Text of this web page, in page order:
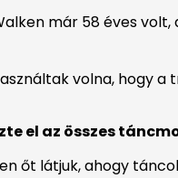
már 58 éves
volna, hogy
el az összes
őt látjuk, ahogy